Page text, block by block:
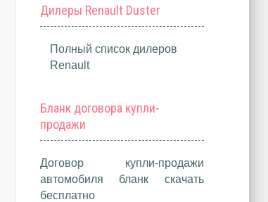
Дилеры Renault Duster
Полный список дилеров
Renault
Бланк договора купли-
продажи
Договор купли-продажи
автомобиля бланк скачать
бесплатно